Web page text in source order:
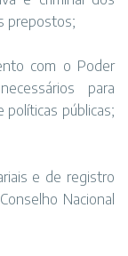
prepostos;
com o Poder
para
políticas públicas;
e de registro
Nacional